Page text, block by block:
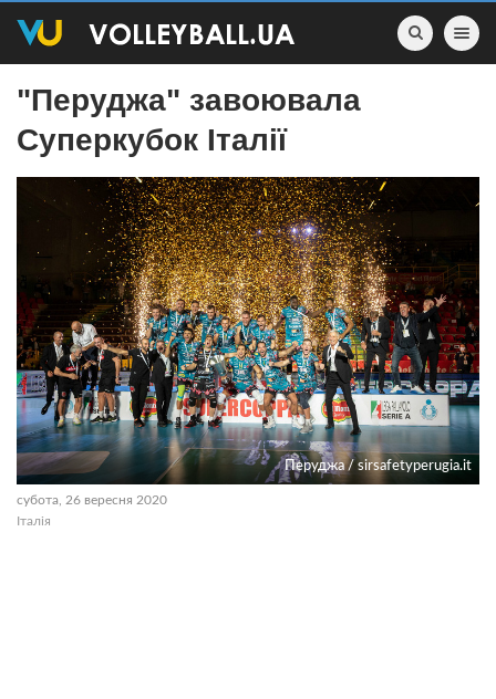
Toggle
"Перуджа" завоювала
Суперкубок Італії
Перуджа / sirsafetyperugia.it
субота, 26 вересня 2020
Італія